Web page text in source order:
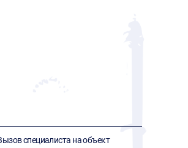
специалиста на объект